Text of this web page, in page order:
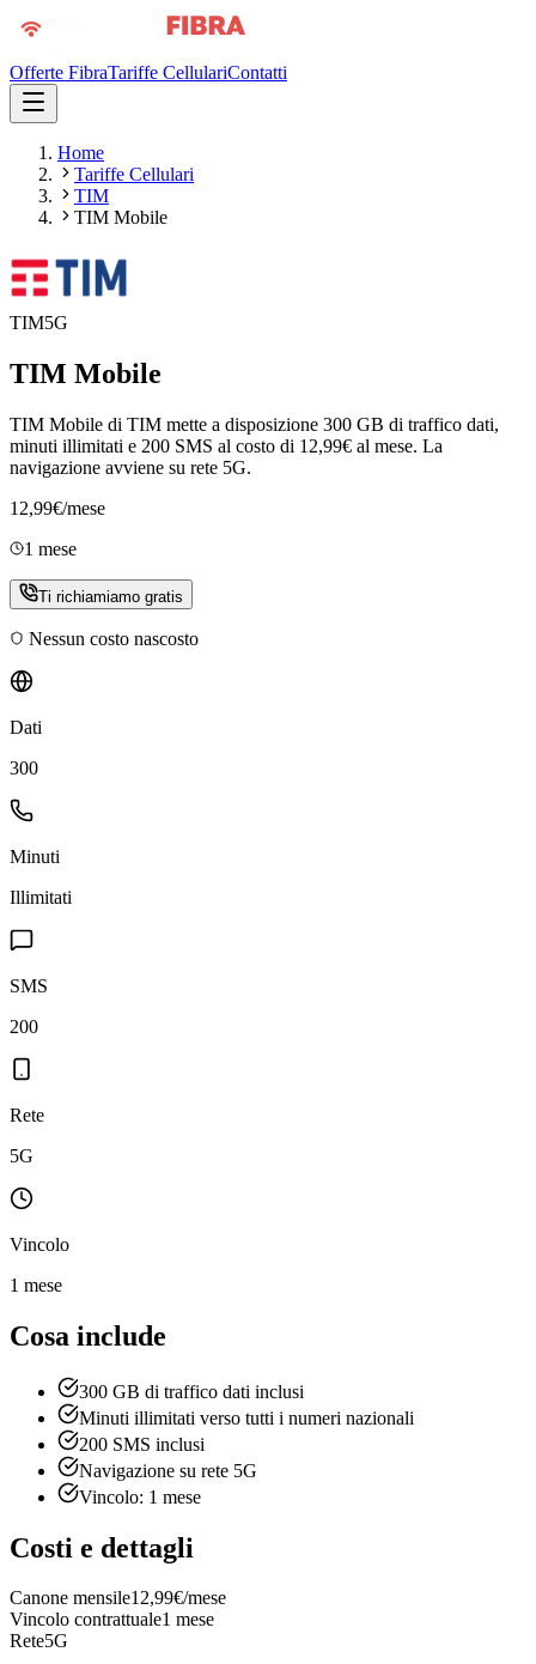
Offerte FibraTariffe CellulariContatti
Home
Tariffe Cellulari
TIM
TIM Mobile
TIM5G
TIM Mobile
TIM Mobile di TIM mette a disposizione 300 GB di traffico dati,
minuti illimitati e 200 SMS al costo di 12,99€ al mese. La
navigazione avviene su rete 5G.
12,99€/mese
1 mese
Ti richiamiamo gratis
Nessun costo nascosto
Dati
300
Minuti
Illimitati
SMS
200
Rete
5G
Vincolo
1 mese
Cosa include
300 GB di traffico dati inclusi
Minuti illimitati verso tutti i numeri nazionali
200 SMS inclusi
Navigazione su rete 5G
Vincolo: 1 mese
Costi e dettagli
Canone mensile12,99€/mese
Vincolo contrattuale1 mese
Rete5G